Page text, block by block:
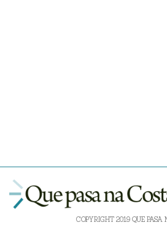
COPYRIGHT 2019 QUE PASA